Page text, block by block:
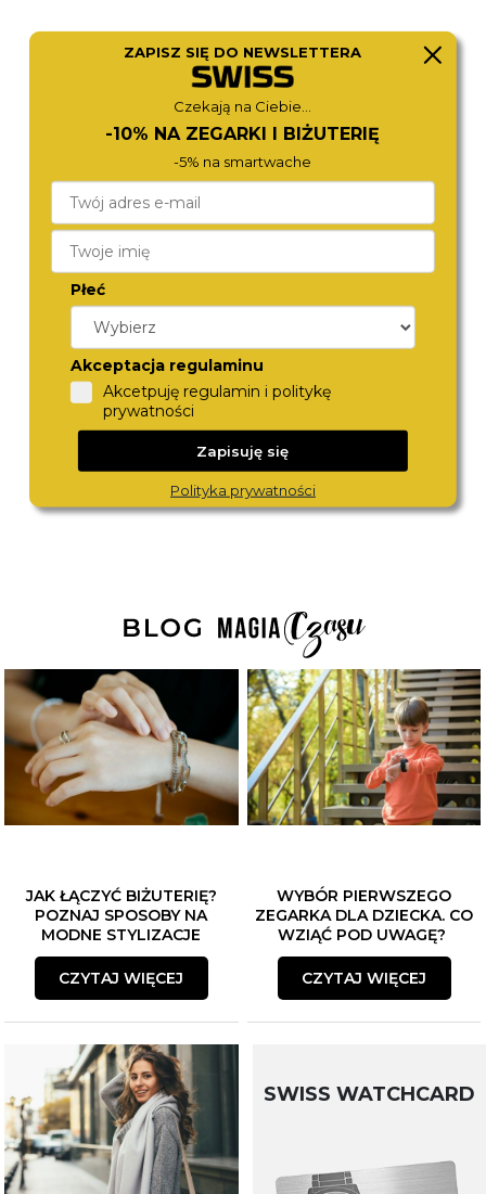
590,- 490,-
FESTINA
JAK ŁĄCZYĆ BIŻUTERIĘ?
POZNAJ SPOSOBY NA
MODNE STYLIZACJE
CZYTAJ WIĘCEJ
WYBÓR PIERWSZEGO
ZEGARKA DLA DZIECKA. CO
WZIĄĆ POD UWAGĘ?
CZYTAJ WIĘCEJ
SWISS WATCHCARD
ZAPISZ SIĘ DO NEWSLETTERA
Czekają na Ciebie...
-10% NA ZEGARKI I BIŻUTERIĘ
-5% na smartwache
Płeć
Akceptacja regulaminu
Akcetpuję regulamin i politykę
prywatności
Zapisuję się
Polityka prywatności